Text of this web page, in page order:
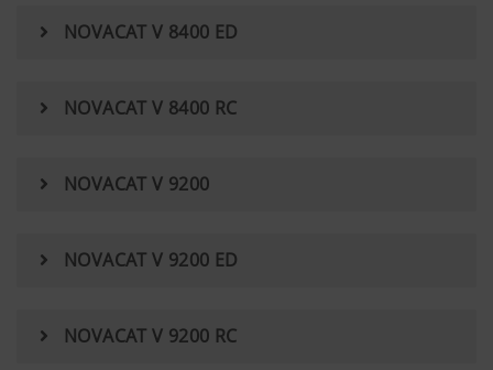
NOVACAT V 8400 ED
NOVACAT V 8400 RC
NOVACAT V 9200
NOVACAT V 9200 ED
NOVACAT V 9200 RC